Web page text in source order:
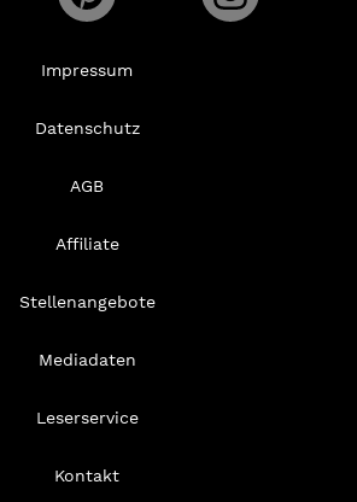
Impressum
Datenschutz
AGB
Affiliate
Stellenangebote
Mediadaten
Leserservice
Kontakt